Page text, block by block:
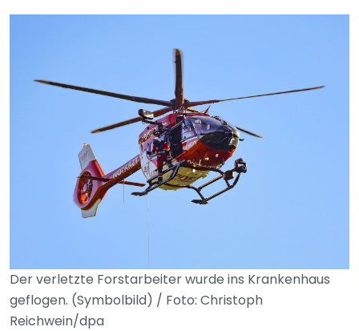
Der verletzte Forstarbeiter wurde ins Krankenhaus
geflogen. (Symbolbild) / Foto: Christoph
Reichwein/dpa